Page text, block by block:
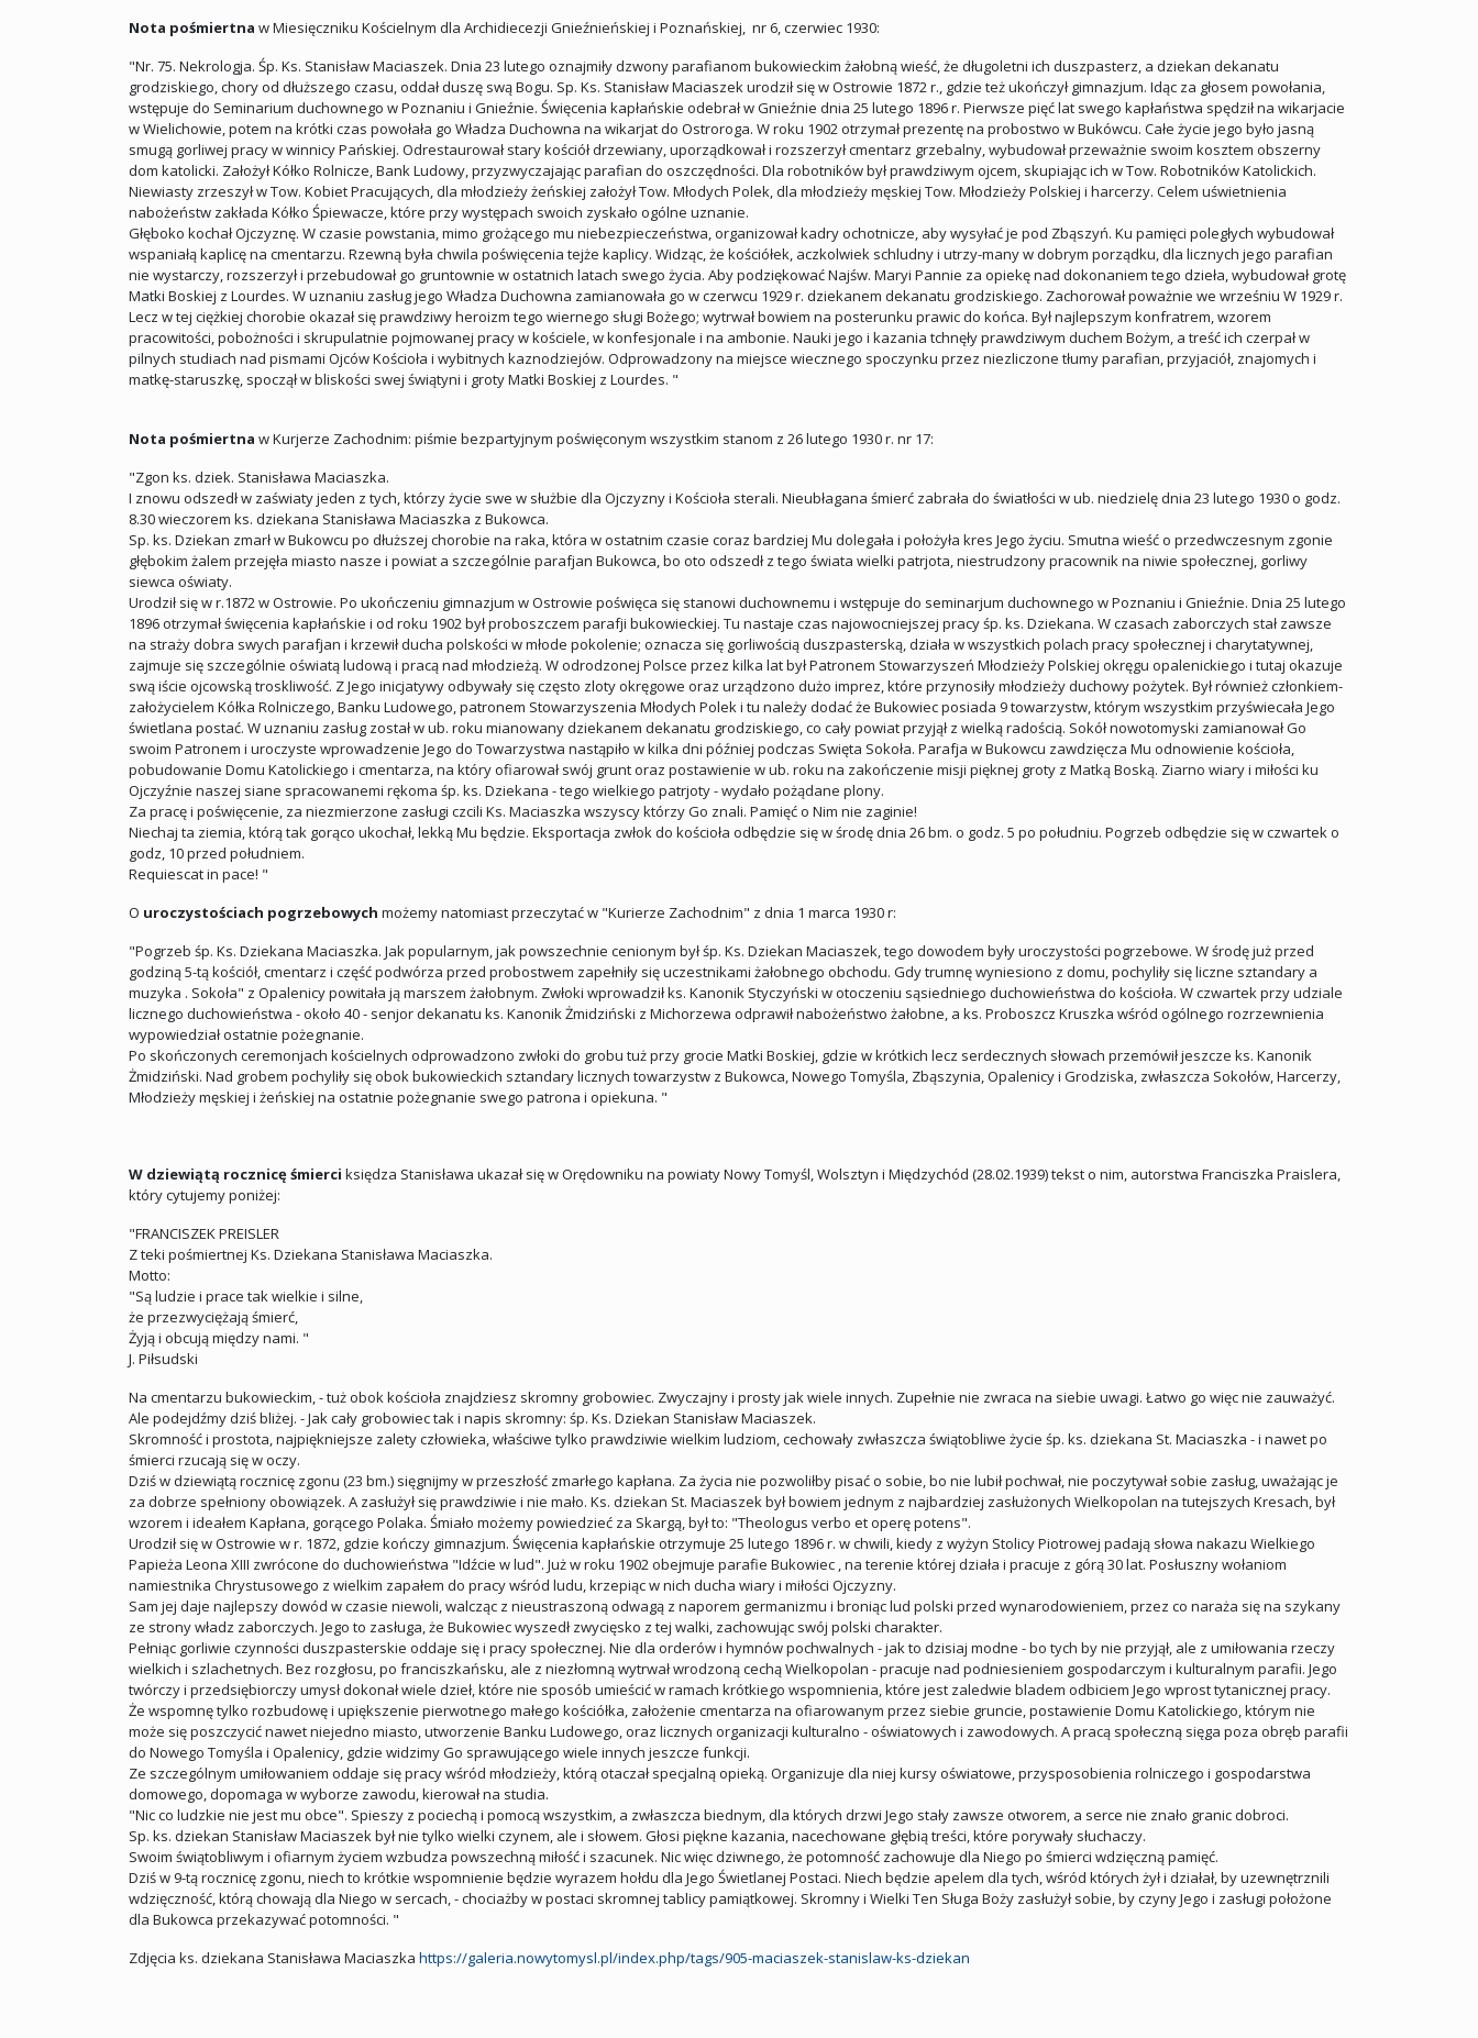
Nota pośmiertna w Miesięczniku Kościelnym dla Archidiecezji Gnieźnieńskiej i Poznańskiej, nr 6, czerwiec 1930:
"Nr. 75. Nekrologja. Śp. Ks. Stanisław Maciaszek. Dnia 23 lutego oznajmiły dzwony parafianom bukowieckim żałobną wieść, że długoletni ich duszpasterz, a dziekan dekanatu
grodziskiego, chory od dłuższego czasu, oddał duszę swą Bogu. Sp. Ks. Stanisław Maciaszek urodził się w Ostrowie 1872 r., gdzie też ukończył gimnazjum. Idąc za głosem powołania,
wstępuje do Seminarium duchownego w Poznaniu i Gnieźnie. Święcenia kapłańskie odebrał w Gnieźnie dnia 25 lutego 1896 r. Pierwsze pięć lat swego kapłaństwa spędził na wikarjacie
w Wielichowie, potem na krótki czas powołała go Władza Duchowna na wikarjat do Ostroroga. W roku 1902 otrzymał prezentę na probostwo w Bukówcu. Całe życie jego było jasną
smugą gorliwej pracy w winnicy Pańskiej. Odrestaurował stary kościół drzewiany, uporządkował i rozszerzył cmentarz grzebalny, wybudował przeważnie swoim kosztem obszerny
dom katolicki. Założył Kółko Rolnicze, Bank Ludowy, przyzwyczajając parafian do oszczędności. Dla robotników był prawdziwym ojcem, skupiając ich w Tow. Robotników Katolickich.
Niewiasty zrzeszył w Tow. Kobiet Pracujących, dla młodzieży żeńskiej założył Tow. Młodych Polek, dla młodzieży męskiej Tow. Młodzieży Polskiej i harcerzy. Celem uświetnienia
nabożeństw zakłada Kółko Śpiewacze, które przy występach swoich zyskało ogólne uznanie.
Głęboko kochał Ojczyznę. W czasie powstania, mimo grożącego mu niebezpieczeństwa, organizował kadry ochotnicze, aby wysyłać je pod Zbąszyń. Ku pamięci poległych wybudował
wspaniałą kaplicę na cmentarzu. Rzewną była chwila poświęcenia tejże kaplicy. Widząc, że kościółek, aczkolwiek schludny i utrzy-many w dobrym porządku, dla licznych jego parafian
nie wystarczy, rozszerzył i przebudował go gruntownie w ostatnich latach swego życia. Aby podziękować Najśw. Maryi Pannie za opiekę nad dokonaniem tego dzieła, wybudował grotę
Matki Boskiej z Lourdes. W uznaniu zasług jego Władza Duchowna zamianowała go w czerwcu 1929 r. dziekanem dekanatu grodziskiego. Zachorował poważnie we wrześniu W 1929 r.
Lecz w tej ciężkiej chorobie okazał się prawdziwy heroizm tego wiernego sługi Bożego; wytrwał bowiem na posterunku prawic do końca. Był najlepszym konfratrem, wzorem
pracowitości, pobożności i skrupulatnie pojmowanej pracy w kościele, w konfesjonale i na ambonie. Nauki jego i kazania tchnęły prawdziwym duchem Bożym, a treść ich czerpał w
pilnych studiach nad pismami Ojców Kościoła i wybitnych kaznodziejów. Odprowadzony na miejsce wiecznego spoczynku przez niezliczone tłumy parafian, przyjaciół, znajomych i
matkę-staruszkę, spoczął w bliskości swej świątyni i groty Matki Boskiej z Lourdes. "
Nota pośmiertna w Kurjerze Zachodnim: piśmie bezpartyjnym poświęconym wszystkim stanom z 26 lutego 1930 r. nr 17:
"Zgon ks. dziek. Stanisława Maciaszka.
I znowu odszedł w zaświaty jeden z tych, którzy życie swe w służbie dla Ojczyzny i Kościoła sterali. Nieubłagana śmierć zabrała do światłości w ub. niedzielę dnia 23 lutego 1930 o godz.
8.30 wieczorem ks. dziekana Stanisława Maciaszka z Bukowca.
Sp. ks. Dziekan zmarł w Bukowcu po dłuższej chorobie na raka, która w ostatnim czasie coraz bardziej Mu dolegała i położyła kres Jego życiu. Smutna wieść o przedwczesnym zgonie
głębokim żalem przejęła miasto nasze i powiat a szczególnie parafjan Bukowca, bo oto odszedł z tego świata wielki patrjota, niestrudzony pracownik na niwie społecznej, gorliwy
siewca oświaty.
Urodził się w r.1872 w Ostrowie. Po ukończeniu gimnazjum w Ostrowie poświęca się stanowi duchownemu i wstępuje do seminarjum duchownego w Poznaniu i Gnieźnie. Dnia 25 lutego
1896 otrzymał święcenia kapłańskie i od roku 1902 był proboszczem parafji bukowieckiej. Tu nastaje czas najowocniejszej pracy śp. ks. Dziekana. W czasach zaborczych stał zawsze
na straży dobra swych parafjan i krzewił ducha polskości w młode pokolenie; oznacza się gorliwością duszpasterską, działa w wszystkich polach pracy społecznej i charytatywnej,
zajmuje się szczególnie oświatą ludową i pracą nad młodzieżą. W odrodzonej Polsce przez kilka lat był Patronem Stowarzyszeń Młodzieży Polskiej okręgu opalenickiego i tutaj okazuje
swą iście ojcowską troskliwość. Z Jego inicjatywy odbywały się często zloty okręgowe oraz urządzono dużo imprez, które przynosiły młodzieży duchowy pożytek. Był również członkiem-
założycielem Kółka Rolniczego, Banku Ludowego, patronem Stowarzyszenia Młodych Polek i tu należy dodać że Bukowiec posiada 9 towarzystw, którym wszystkim przyświecała Jego
świetlana postać. W uznaniu zasług został w ub. roku mianowany dziekanem dekanatu grodziskiego, co cały powiat przyjął z wielką radością. Sokół nowotomyski zamianował Go
swoim Patronem i uroczyste wprowadzenie Jego do Towarzystwa nastąpiło w kilka dni później podczas Swięta Sokoła. Parafja w Bukowcu zawdzięcza Mu odnowienie kościoła,
pobudowanie Domu Katolickiego i cmentarza, na który ofiarował swój grunt oraz postawienie w ub. roku na zakończenie misji pięknej groty z Matką Boską. Ziarno wiary i miłości ku
Ojczyźnie naszej siane spracowanemi rękoma śp. ks. Dziekana - tego wielkiego patrjoty - wydało pożądane plony.
Za pracę i poświęcenie, za niezmierzone zasługi czcili Ks. Maciaszka wszyscy którzy Go znali. Pamięć o Nim nie zaginie!
Niechaj ta ziemia, którą tak gorąco ukochał, lekką Mu będzie. Eksportacja zwłok do kościoła odbędzie się w środę dnia 26 bm. o godz. 5 po południu. Pogrzeb odbędzie się w czwartek o
godz, 10 przed południem.
Requiescat in pace! "
O uroczystościach pogrzebowych możemy natomiast przeczytać w "Kurierze Zachodnim" z dnia 1 marca 1930 r:
"Pogrzeb śp. Ks. Dziekana Maciaszka. Jak popularnym, jak powszechnie cenionym był śp. Ks. Dziekan Maciaszek, tego dowodem były uroczystości pogrzebowe. W środę już przed
godziną 5-tą kościół, cmentarz i część podwórza przed probostwem zapełniły się uczestnikami żałobnego obchodu. Gdy trumnę wyniesiono z domu, pochyliły się liczne sztandary a
muzyka . Sokoła" z Opalenicy powitała ją marszem żałobnym. Zwłoki wprowadził ks. Kanonik Styczyński w otoczeniu sąsiedniego duchowieństwa do kościoła. W czwartek przy udziale
licznego duchowieństwa - około 40 - senjor dekanatu ks. Kanonik Żmidziński z Michorzewa odprawił nabożeństwo żałobne, a ks. Proboszcz Kruszka wśród ogólnego rozrzewnienia
wypowiedział ostatnie pożegnanie.
Po skończonych ceremonjach kościelnych odprowadzono zwłoki do grobu tuż przy grocie Matki Boskiej, gdzie w krótkich lecz serdecznych słowach przemówił jeszcze ks. Kanonik
Żmidziński. Nad grobem pochyliły się obok bukowieckich sztandary licznych towarzystw z Bukowca, Nowego Tomyśla, Zbąszynia, Opalenicy i Grodziska, zwłaszcza Sokołów, Harcerzy,
Młodzieży męskiej i żeńskiej na ostatnie pożegnanie swego patrona i opiekuna. "
W dziewiątą rocznicę śmierci księdza Stanisława ukazał się w Orędowniku na powiaty Nowy Tomyśl, Wolsztyn i Międzychód (28.02.1939) tekst o nim, autorstwa Franciszka Praislera,
który cytujemy poniżej:
"FRANCISZEK PREISLER
Z teki pośmiertnej Ks. Dziekana Stanisława Maciaszka.
Motto:
"Są ludzie i prace tak wielkie i silne,
że przezwyciężają śmierć,
Żyją i obcują między nami. "
J. Piłsudski
Na cmentarzu bukowieckim, - tuż obok kościoła znajdziesz skromny grobowiec. Zwyczajny i prosty jak wiele innych. Zupełnie nie zwraca na siebie uwagi. Łatwo go więc nie zauważyć.
Ale podejdźmy dziś bliżej. - Jak cały grobowiec tak i napis skromny: śp. Ks. Dziekan Stanisław Maciaszek.
Skromność i prostota, najpiękniejsze zalety człowieka, właściwe tylko prawdziwie wielkim ludziom, cechowały zwłaszcza świątobliwe życie śp. ks. dziekana St. Maciaszka - i nawet po
śmierci rzucają się w oczy.
Dziś w dziewiątą rocznicę zgonu (23 bm.) sięgnijmy w przeszłość zmarłego kapłana. Za życia nie pozwoliłby pisać o sobie, bo nie lubił pochwał, nie poczytywał sobie zasług, uważając je
za dobrze spełniony obowiązek. A zasłużył się prawdziwie i nie mało. Ks. dziekan St. Maciaszek był bowiem jednym z najbardziej zasłużonych Wielkopolan na tutejszych Kresach, był
wzorem i ideałem Kapłana, gorącego Polaka. Śmiało możemy powiedzieć za Skargą, był to: "Theologus verbo et operę potens".
Urodził się w Ostrowie w r. 1872, gdzie kończy gimnazjum. Święcenia kapłańskie otrzymuje 25 lutego 1896 r. w chwili, kiedy z wyżyn Stolicy Piotrowej padają słowa nakazu Wielkiego
Papieża Leona XIII zwrócone do duchowieństwa "Idźcie w lud". Już w roku 1902 obejmuje parafie Bukowiec , na terenie której działa i pracuje z górą 30 lat. Posłuszny wołaniom
namiestnika Chrystusowego z wielkim zapałem do pracy wśród ludu, krzepiąc w nich ducha wiary i miłości Ojczyzny.
Sam jej daje najlepszy dowód w czasie niewoli, walcząc z nieustraszoną odwagą z naporem germanizmu i broniąc lud polski przed wynarodowieniem, przez co naraża się na szykany
ze strony władz zaborczych. Jego to zasługa, że Bukowiec wyszedł zwycięsko z tej walki, zachowując swój polski charakter.
Pełniąc gorliwie czynności duszpasterskie oddaje się i pracy społecznej. Nie dla orderów i hymnów pochwalnych - jak to dzisiaj modne - bo tych by nie przyjął, ale z umiłowania rzeczy
wielkich i szlachetnych. Bez rozgłosu, po franciszkańsku, ale z niezłomną wytrwał wrodzoną cechą Wielkopolan - pracuje nad podniesieniem gospodarczym i kulturalnym parafii. Jego
twórczy i przedsiębiorczy umysł dokonał wiele dzieł, które nie sposób umieścić w ramach krótkiego wspomnienia, które jest zaledwie bladem odbiciem Jego wprost tytanicznej pracy.
Że wspomnę tylko rozbudowę i upiększenie pierwotnego małego kościółka, założenie cmentarza na ofiarowanym przez siebie gruncie, postawienie Domu Katolickiego, którym nie
może się poszczycić nawet niejedno miasto, utworzenie Banku Ludowego, oraz licznych organizacji kulturalno - oświatowych i zawodowych. A pracą społeczną sięga poza obręb parafii
do Nowego Tomyśla i Opalenicy, gdzie widzimy Go sprawującego wiele innych jeszcze funkcji.
Ze szczególnym umiłowaniem oddaje się pracy wśród młodzieży, którą otaczał specjalną opieką. Organizuje dla niej kursy oświatowe, przysposobienia rolniczego i gospodarstwa
domowego, dopomaga w wyborze zawodu, kierował na studia.
"Nic co ludzkie nie jest mu obce". Spieszy z pociechą i pomocą wszystkim, a zwłaszcza biednym, dla których drzwi Jego stały zawsze otworem, a serce nie znało granic dobroci.
Sp. ks. dziekan Stanisław Maciaszek był nie tylko wielki czynem, ale i słowem. Głosi piękne kazania, nacechowane głębią treści, które porywały słuchaczy.
Swoim świątobliwym i ofiarnym życiem wzbudza powszechną miłość i szacunek. Nic więc dziwnego, że potomność zachowuje dla Niego po śmierci wdzięczną pamięć.
Dziś w 9-tą rocznicę zgonu, niech to krótkie wspomnienie będzie wyrazem hołdu dla Jego Świetlanej Postaci. Niech będzie apelem dla tych, wśród których żył i działał, by uzewnętrznili
wdzięczność, którą chowają dla Niego w sercach, - chociażby w postaci skromnej tablicy pamiątkowej. Skromny i Wielki Ten Sługa Boży zasłużył sobie, by czyny Jego i zasługi położone
dla Bukowca przekazywać potomności. "
Zdjęcia ks. dziekana Stanisława Maciaszka https://galeria.nowytomysl.pl/index.php/tags/905-maciaszek-stanislaw-ks-dziekan